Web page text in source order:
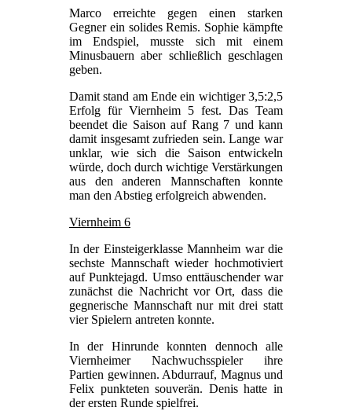
Marco erreichte gegen einen starken
Gegner ein solides Remis. Sophie kämpfte
im Endspiel, musste sich mit einem
Minusbauern aber schließlich geschlagen
geben.
Damit stand am Ende ein wichtiger 3,5:2,5
Erfolg für Viernheim 5 fest. Das Team
beendet die Saison auf Rang 7 und kann
damit insgesamt zufrieden sein. Lange war
unklar, wie sich die Saison entwickeln
würde, doch durch wichtige Verstärkungen
aus den anderen Mannschaften konnte
man den Abstieg erfolgreich abwenden.
Viernheim 6
In der Einsteigerklasse Mannheim war die
sechste Mannschaft wieder hochmotiviert
auf Punktejagd. Umso enttäuschender war
zunächst die Nachricht vor Ort, dass die
gegnerische Mannschaft nur mit drei statt
vier Spielern antreten konnte.
In der Hinrunde konnten dennoch alle
Viernheimer Nachwuchsspieler ihre
Partien gewinnen. Abdurrauf, Magnus und
Felix punkteten souverän. Denis hatte in
der ersten Runde spielfrei.